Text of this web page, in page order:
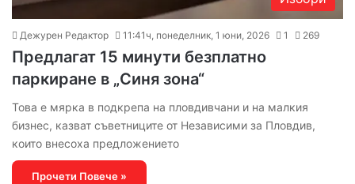
Дежурен Редактор 11:41ч, понеделник, 1 юни, 2026 1 269
Предлагат 15 минути безплатно
паркиране в „Синя зона“
Това е мярка в подкрепа на пловдивчани и на малкия
бизнес, казват съветниците от Независими за Пловдив,
които внесоха предложението
Прочети Повече »